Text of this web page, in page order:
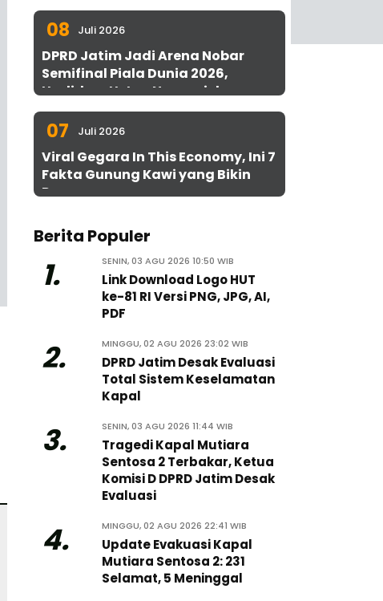
08 Juli 2026
DPRD Jatim Jadi Arena Nobar
Semifinal Piala Dunia 2026,
Hadirkan Uston Nawawi dan
UMKM Gratis untuk 1.000 Warga
07 Juli 2026
Viral Gegara In This Economy, Ini 7
Fakta Gunung Kawi yang Bikin
Penasaran
Berita Populer
1. SENIN, 03 AGU 2026 10:50 WIB
Link Download Logo HUT
ke-81 RI Versi PNG, JPG, AI,
PDF
2. MINGGU, 02 AGU 2026 23:02 WIB
DPRD Jatim Desak Evaluasi
Total Sistem Keselamatan
Kapal
3. SENIN, 03 AGU 2026 11:44 WIB
Tragedi Kapal Mutiara
Sentosa 2 Terbakar, Ketua
Komisi D DPRD Jatim Desak
Evaluasi
4. MINGGU, 02 AGU 2026 22:41 WIB
Update Evakuasi Kapal
Mutiara Sentosa 2: 231
Selamat, 5 Meninggal